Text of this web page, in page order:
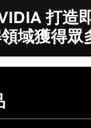
打造
域獲得眾